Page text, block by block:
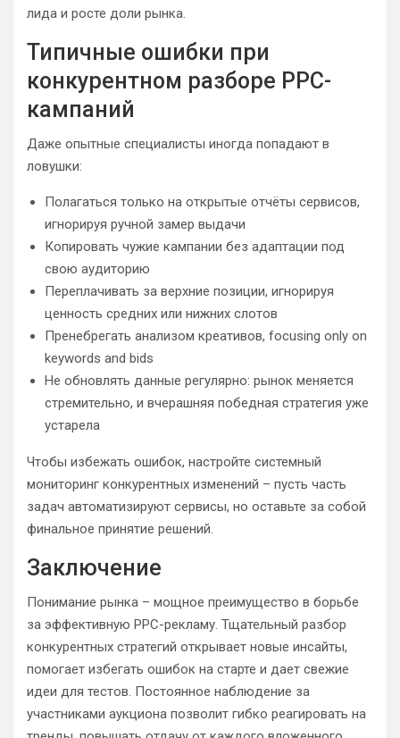
лида и росте доли рынка.
Типичные ошибки при
конкурентном разборе PPC-
кампаний
Даже опытные специалисты иногда попадают в
ловушки:
Полагаться только на открытые отчёты сервисов,
игнорируя ручной замер выдачи
Копировать чужие кампании без адаптации под
свою аудиторию
Переплачивать за верхние позиции, игнорируя
ценность средних или нижних слотов
Пренебрегать анализом креативов, focusing only on
keywords and bids
Не обновлять данные регулярно: рынок меняется
стремительно, и вчерашняя победная стратегия уже
устарела
Чтобы избежать ошибок, настройте системный
мониторинг конкурентных изменений – пусть часть
задач автоматизируют сервисы, но оставьте за собой
финальное принятие решений.
Заключение
Понимание рынка – мощное преимущество в борьбе
за эффективную PPC-рекламу. Тщательный разбор
конкурентных стратегий открывает новые инсайты,
помогает избегать ошибок на старте и дает свежие
идеи для тестов. Постоянное наблюдение за
участниками аукциона позволит гибко реагировать на